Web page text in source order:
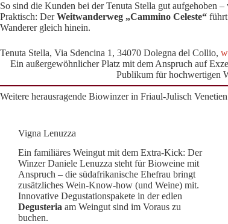
So sind die Kunden bei der Tenuta Stella gut aufgehoben
Praktisch: DerWeitwanderweg „Cammino Celeste“
Wanderer gleich hinein.
Tenuta Stella, Via Sdencina 1, 34070 Dolegna del Collio,
Ein außergewöhnlicher Platz mit dem Anspruch auf
Publikum für hochwertigen
Weitere herausragende Biowinzer in Friaul-Julisch Venetien
Vigna Lenuzza
Ein familiäres Weingut mit dem Extra-Kick: Der
WinzerDaniele Lenuzza steht für Bioweine mit
Anspruch – die südafrikanische Ehefrau bringt
zusätzliches Wein-Know-how (und Weine) mit.
Innovative Degustationspakete in der edlen
Degusteria am Weingut sind im Voraus zu
buchen.